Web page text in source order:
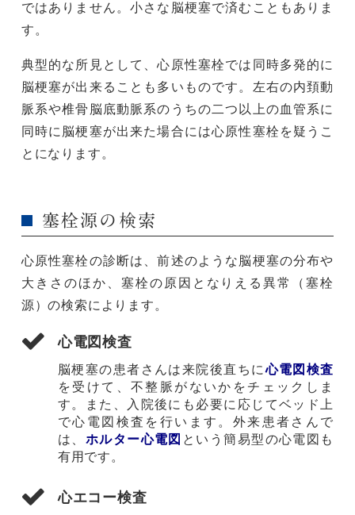
ではありません。小さな脳梗塞で済むこともありま
す。
典型的な所見として、心原性塞栓では同時多発的に
脳梗塞が出来ることも多いものです。左右の内頚動
脈系や椎骨脳底動脈系のうちの二つ以上の血管系に
同時に脳梗塞が出来た場合には心原性塞栓を疑うこ
とになります。
塞栓源の検索
心原性塞栓の診断は、前述のような脳梗塞の分布や
大きさのほか、塞栓の原因となりえる異常（塞栓
源）の検索によります。
心電図検査
脳梗塞の患者さんは来院後直ちに心電図検査
を受けて、不整脈がないかをチェックしま
す。また、入院後にも必要に応じてベッド上
で心電図検査を行います。外来患者さんで
は、 ホルター心電図 という簡易型の心電図も
有用です。
心エコー検査